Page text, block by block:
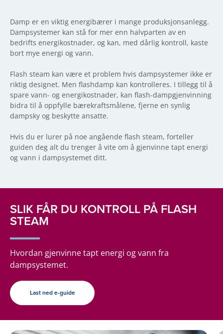
Damp er en viktig energibærer i mange produksjonsanlegg.
Dampsystemer kan stå for mer enn halvparten av en
bedrifts energikostnader, og kan, med dårlig kontroll, kaste
bort mye energi og vann.
Flash steam kan være et problem hvis dampsystemer ikke er
riktig designet. Men flashdamp kan kontrolleres. I tillegg til å
spare vann- og energikostnader, kan flash-dampgjenvinning
bidra til å oppfylle bærekraftsmålene, fjerne en synlig
dampsky og beskytte ansatte.
Hvis du er lurer på noe angående flash steam, forteller
guiden deg alt du trenger å vite om å gjenvinne tapt energi
og vann i dampsystemet ditt.
SLIK FÅR DU KONTROLL PÅ FLASH
STEAM
Hvordan gjenvinne tapt energi og vann fra
dampsystemet.
Last ned e-guide